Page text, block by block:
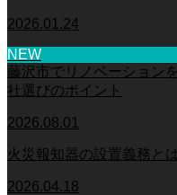
2026.01.24
NEW
藤沢市でリノベーション
社選びのポイント
2026.08.01
火災報知器の設置義務と
2026.04.18